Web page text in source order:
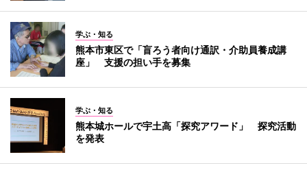
学ぶ・知る
熊本市東区で「盲ろう者向け通訳・介助員養成講
座」 支援の担い手を募集
学ぶ・知る
熊本城ホールで宇土高「探究アワード」 探究活動
を発表